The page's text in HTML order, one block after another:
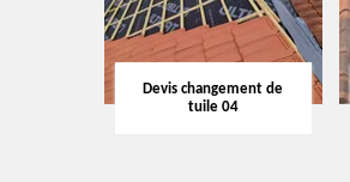
Devis changement de
tuile 04